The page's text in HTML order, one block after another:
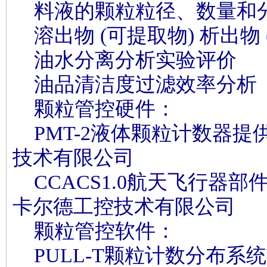
料液的颗粒粒径、数量和
溶出物 (可提取物) 析出物
油水分离分析实验评价
油品清洁度过滤效率分析
颗粒管控硬件：
PMT-2液体颗粒计数器提
技术有限公司
CCACS1.0航天飞行器部
卡尔德工控技术有限公司
颗粒管控软件：
PULL-T颗粒计数分布系